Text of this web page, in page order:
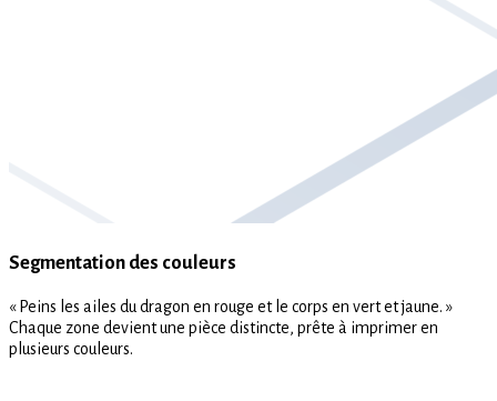
Segmentation des couleurs
« Peins les ailes du dragon en rouge et le corps en vert et jaune. »
Chaque zone devient une pièce distincte, prête à imprimer en
plusieurs couleurs.